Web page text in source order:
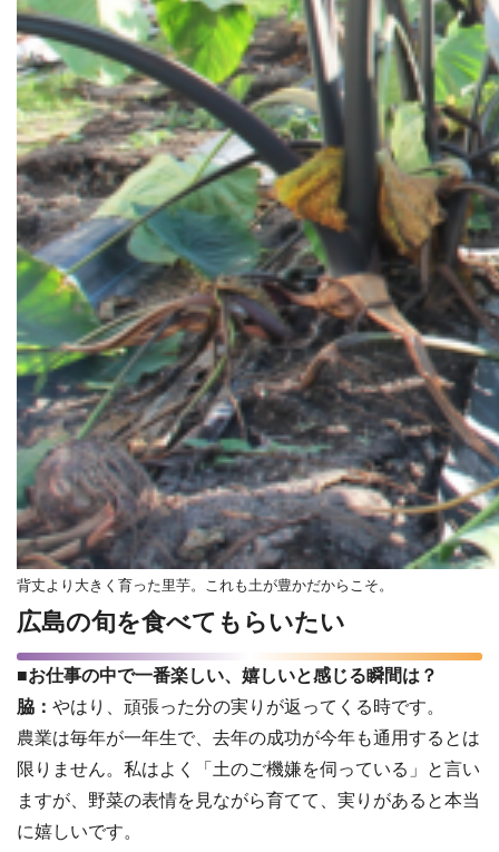
背丈より大きく育った里芋。これも土が豊かだからこそ。
広島の旬を食べてもらいたい
■お仕事の中で一番楽しい、嬉しいと感じる瞬間は？
脇： やはり、頑張った分の実りが返ってくる時です。
農業は毎年が一年生で、去年の成功が今年も通用するとは
限りません。私はよく「土のご機嫌を伺っている」と言い
ますが、野菜の表情を見ながら育てて、実りがあると本当
に嬉しいです。